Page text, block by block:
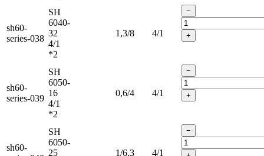
sh60-
series-038
SH
6040-
32
4/1
*2
1,3/8 4/1
−
+
sh60-
series-039
SH
6050-
16
4/1
*2
0,6/4 4/1
−
+
sh60-
SH
6050-
25
1/6,3 4/1
−